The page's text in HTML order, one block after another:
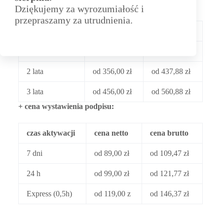
Dziękujemy za wyrozumiałość i
przepraszamy za utrudnienia.
Cennik:
2 lata od 356,00 zł od 437,88 zł
3 lata od 456,00 zł
od 560,88 zł
+ cena wystawienia podpisu:
czas aktywacji cena netto cena brutto
7 dni od 89,00 zł od 109,47 zł
24 h od 99,00 zł od 121,77 zł
Express (0,5h) od 119,00 z od 146,37 zł